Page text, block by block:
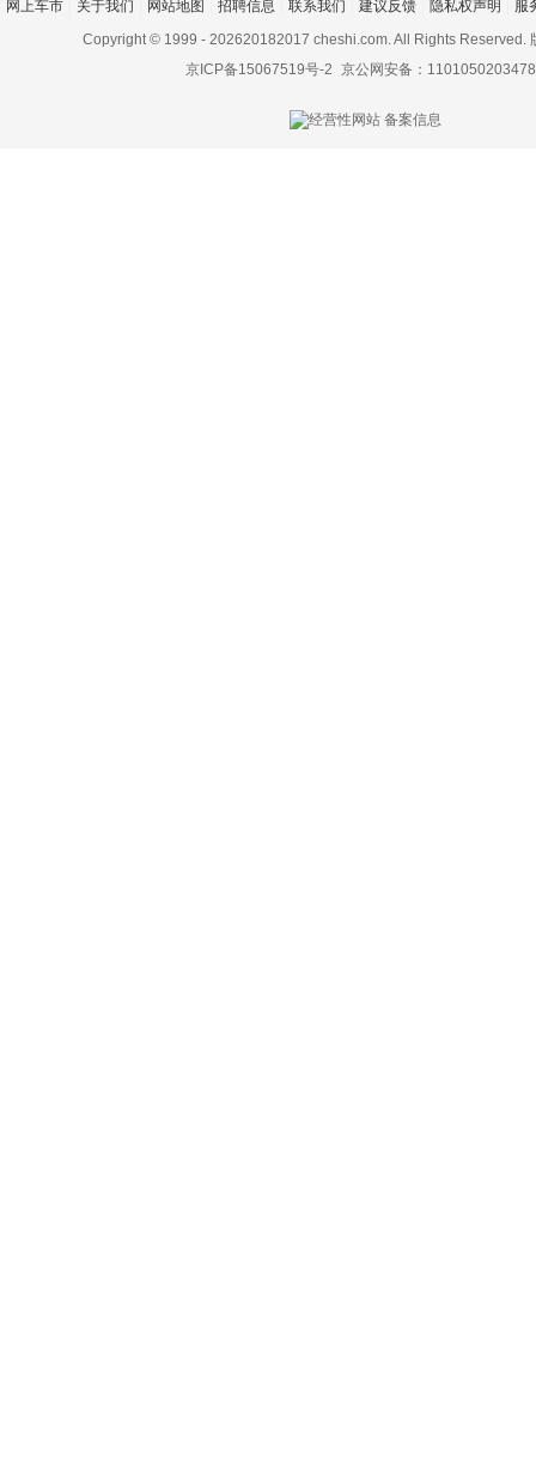
上传图片最多
网上车市 关于我们 网站地图 招聘信息 联系我们 建议反馈 隐私权声明
服
Copyright © 1999 - 202620182017 cheshi.com. All Rights Reserved.
京ICP备15067519号-2 京公网安备：